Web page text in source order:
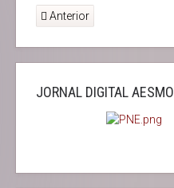
Anterior
JORNAL DIGITAL AESMO